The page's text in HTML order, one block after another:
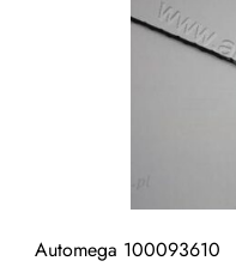
Automega 100093610